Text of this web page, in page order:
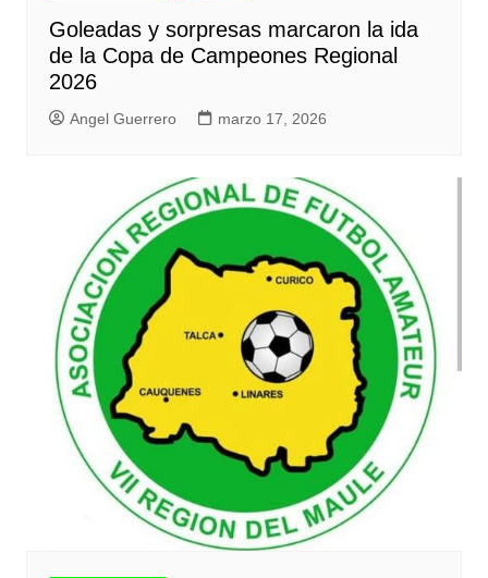
Goleadas y sorpresas marcaron la ida
de la Copa de Campeones Regional
2026
Angel Guerrero marzo 17, 2026